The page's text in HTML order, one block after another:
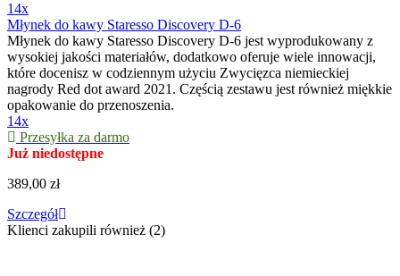
14x
Młynek do kawy Staresso Discovery D-6
Młynek do kawy Staresso Discovery D-6 jest wyprodukowany z
wysokiej jakości materiałów, dodatkowo oferuje wiele innowacji,
które docenisz w codziennym użyciu Zwycięzca niemieckiej
nagrody Red dot award 2021. Częścią zestawu jest również miękkie
opakowanie do przenoszenia.
14x
Przesyłka za darmo
Już niedostępne
389,00 zł
Szczegół
Klienci zakupili również (2)